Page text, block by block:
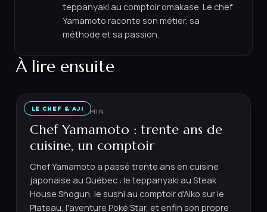
teppanyaki au comptoir omakase. Le chef
Yamamoto raconte son métier, sa
méthode et sa passion.
À lire ensuite
LE CHEF & AJI
21 MAI 2026 · MIN
Chef Yamamoto : trente ans de
cuisine, un comptoir
Chef Yamamoto a passé trente ans en cuisine
japonaise au Québec : le teppanyaki au Steak
House Shogun, le sushi au comptoir d'Aiko sur le
Plateau, l'aventure Poké Star, et enfin son propre